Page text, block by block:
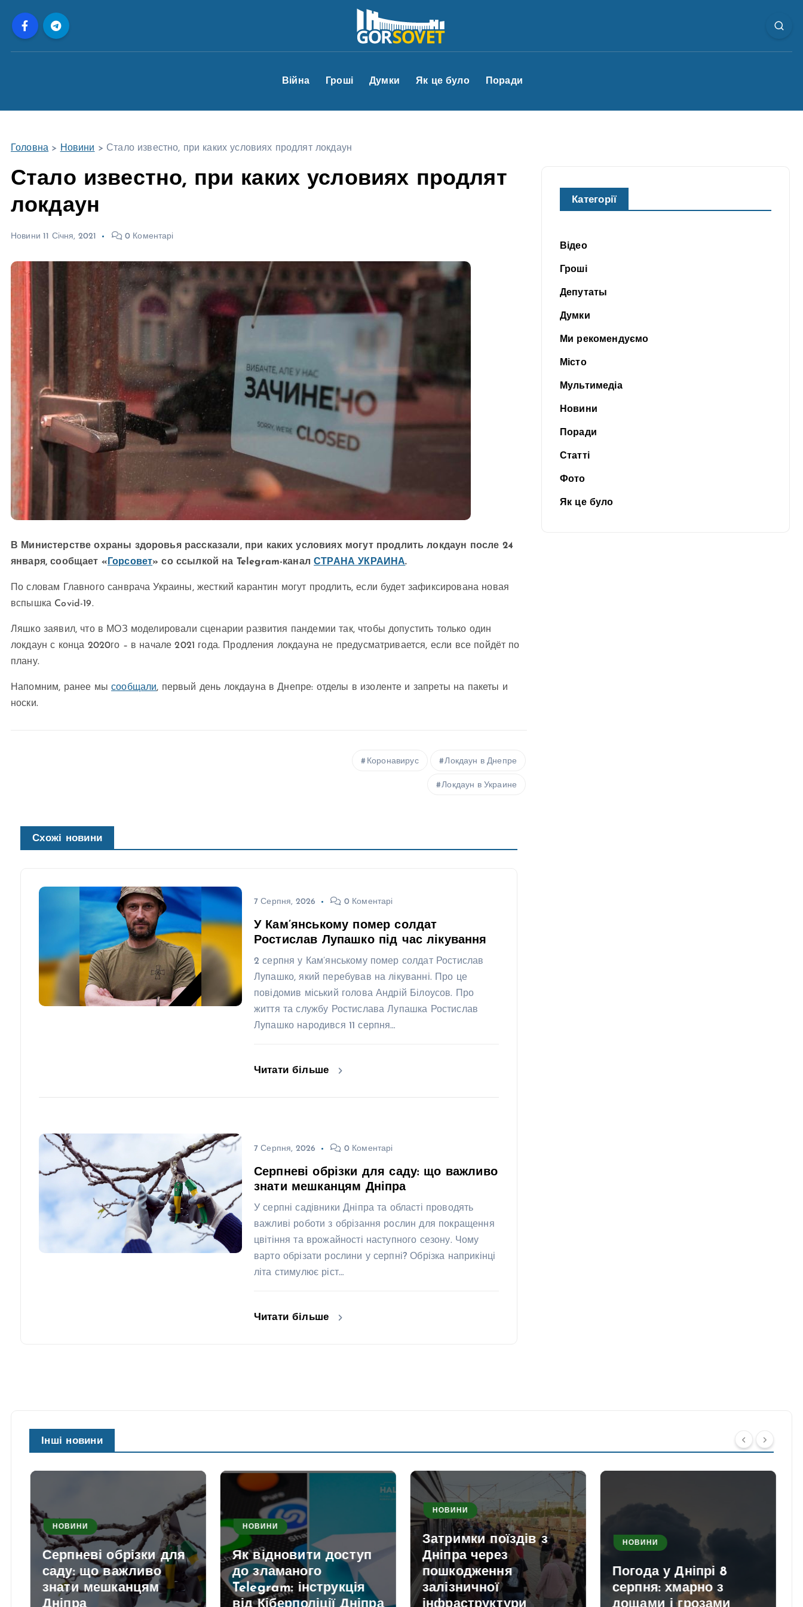
Війна Гроші Думки Як це було Поради
Головна > Новини > Стало известно, при каких условиях продлят локдаун
Стало известно, при каких условиях продлят
локдаун
Новини 11 Січня, 2021 0 Коментарі
В Министерстве охраны здоровья рассказали, при каких условиях могут продлить локдаун после 24
января, сообщает « Горсовет» со ссылкой на Telegram-каналСТРАНА УКРАИНА.
По словам Главного санврача Украины, жесткий карантин могут продлить, если будет зафиксирована новая
вспышка Covid-19.
Ляшко заявил, что в МОЗ моделировали сценарии развития пандемии так, чтобы допустить только один
локдаун с конца 2020го – в начале 2021 года. Продления локдауна не предусматривается, если все пойдёт по
плану.
Напомним, ранее мысообщали, первый день локдауна в Днепре: отделы в изоленте и запреты на пакеты и
носки.
Коронавирус Локдаун в Днепре
Локдаун в Украине
Схожі новини
7 Серпня, 2026 0 Коментарі
У Кам’янському помер солдат
Ростислав Лупашко під час лікування
2 серпня у Кам’янському помер солдат Ростислав
Лупашко, який перебував на лікуванні. Про це
повідомив міський голова Андрій Білоусов. Про
життя та службу Ростислава Лупашка Ростислав
Лупашко народився 11 серпня…
Читати більше
7 Серпня, 2026 0 Коментарі
Серпневі обрізки для саду: що важливо
знати мешканцям Дніпра
У серпні садівники Дніпра та області проводять
важливі роботи з обрізання рослин для покращення
цвітіння та врожайності наступного сезону. Чому
варто обрізати рослини у серпні? Обрізка наприкінці
літа стимулює ріст…
Читати більше
Категорії
Відео
Гроші
Депутаты
Думки
Ми рекомендуємо
Місто
Мультимедіа
Новини
Поради
Статті
Фото
Як це було
Інші новини
НОВИНИ
Серпневі обрізки для
саду: що важливо
знати мешканцям
НОВИНИ
Як відновити доступ
до зламаного
Telegram: інструкція
НОВИНИ
Затримки поїздів з
Дніпра через
пошкодження
залізничної
НОВИНИ
Погода у Дніпрі 8
серпня: хмарно з